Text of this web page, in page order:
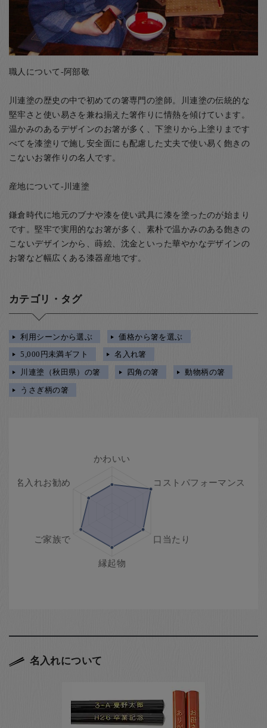
職人について-阿部敬
川連塗の歴史の中で初めての箸専門の塗師。川連塗の伝統的な
堅牢さと使い易さを兼ね揃えた箸作りに情熱を傾けています。
温かみのあるデザインのお箸が多く、下塗りから上塗りまです
べてを漆塗りで施し安全面にも配慮した丈夫で使い易く飽きの
こないお箸作りの名人です。
産地について-川連塗
鎌倉時代に地元のブナや漆を使い武具に漆を塗ったのが始まり
です。堅牢で実用的なお箸が多く、素朴で温かみのある飽きの
こないデザインから、蒔絵、沈金といった華やかなデザインの
お箸など幅広くある漆器産地です。
カテゴリ・タグ
利用シーンから選ぶ
価格から箸を選ぶ
5,000円未満ギフト
名入れ箸
川連塗（秋田県）の箸
四角の箸
動物柄の箸
うさぎ柄の箸
名入れについて